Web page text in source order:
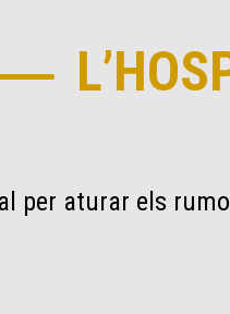
per aturar els